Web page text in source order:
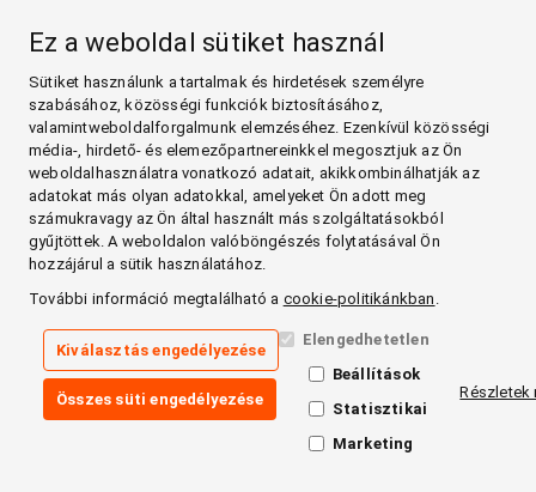
Ez a weboldal sütiket használ
Sütiket használunk a tartalmak és hirdetések személyre
szabásához, közösségi funkciók biztosításához,
valamintweboldalforgalmunk elemzéséhez. Ezenkívül közösségi
média-, hirdető- és elemezőpartnereinkkel megosztjuk az Ön
weboldalhasználatra vonatkozó adatait, akikkombinálhatják az
adatokat más olyan adatokkal, amelyeket Ön adott meg
számukravagy az Ön által használt más szolgáltatásokból
gyűjtöttek. A weboldalon valóböngészés folytatásával Ön
hozzájárul a sütik használatához.
További információ megtalálható a cookie-politikánkban .
Kiválasztás engedélyezése
Összes süti engedélyezése
Elengedhetetlen
Beállítások
Statisztikai
Marketing
Részletek
tette, hogy folytassam az életem. Nem gondoltam annyit a
Sztómazsák mérete
„Először megrémültem a zsák hangjától. Az én képzeletemben a
sztómazsák akkora volt, mint egy bevásárlótáska. Féltem, hogy
túlcsordul és leesik. Eleinte mindig kiszaladtam a wc-re és
megnéztem a zsákot, de a legtöbb esetben ez csak az én
fantáziám volt. A zsák jól működött, és csak egy balesetem volt,
ami a repülőtéren történt. Nagyon kellemetlen volt. Most már
tudom, hogy mindig magammal kell vinnem egy plusz zsákot,
hogy bármikor kicserélhessem. De mint mondtam, ez csak
egyszer történt."
„A családom nagyon természetes módon viszonyul a
sztómámhoz. A legidősebb unokák látták a zsákot, és nagyon
érdekelte őket, hogyan működik. Meséltem nekik a sztómáról és